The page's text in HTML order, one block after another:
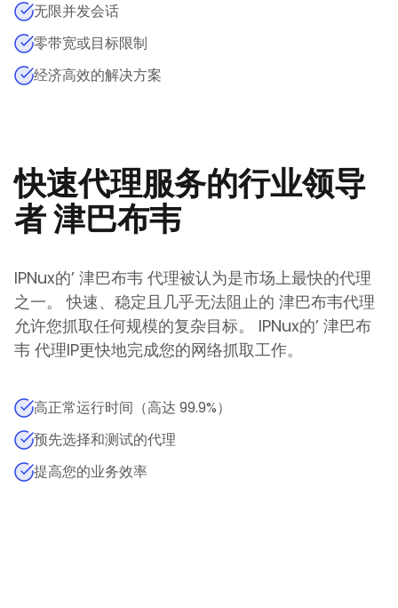
无限并发会话
零带宽或目标限制
经济高效的解决方案
快速代理服务的行业领导
者津巴布韦
IPNux的’ 津巴布韦 代理被认为是市场上最快的代理
之一。 快速、稳定且几乎无法阻止的 津巴布韦代理
允许您抓取任何规模的复杂目标。
IPNux的’ 津巴布
韦 代理IP更快地完成您的网络抓取工作。
高正常运行时间（高达 99.9%）
预先选择和测试的代理
提高您的业务效率